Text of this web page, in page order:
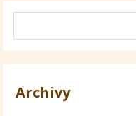
Archivy